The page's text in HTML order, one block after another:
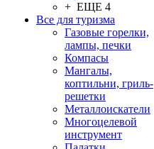
+ ЕЩЕ 4
Все для туризма
Газовые горелки,
лампы, печки
Компасы
Мангалы,
коптильни, гриль-
решетки
Металлоискатели
Многоцелевой
инструмент